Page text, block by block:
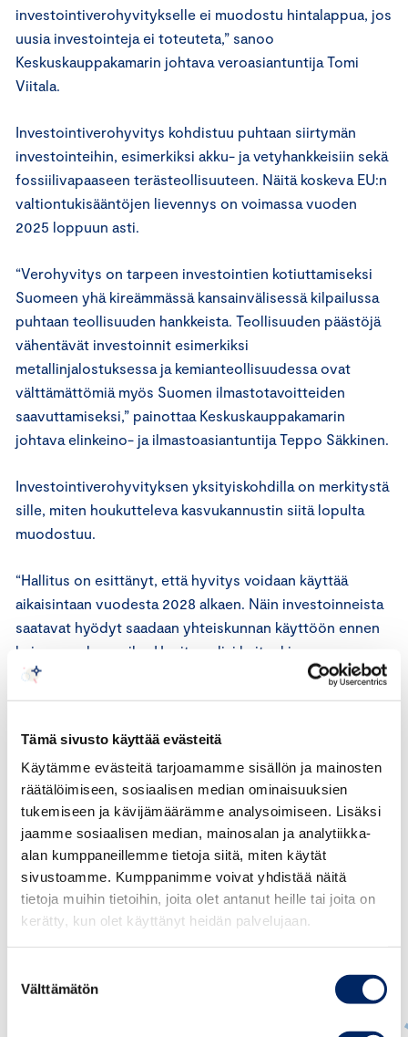
Tämä sivusto käyttää evästeitä
Käytämme evästeitä tarjoamamme sisällön ja mainosten
räätälöimiseen, sosiaalisen median ominaisuuksien
tukemiseen ja kävijämäärämme analysoimiseen. Lisäksi
jaamme sosiaalisen median, mainosalan ja analytiikka-
alan kumppaneillemme tietoja siitä, miten käytät
sivustoamme. Kumppanimme voivat yhdistää näitä
tietoja muihin tietoihin, joita olet antanut heille tai joita on
kerätty, kun olet käyttänyt heidän palvelujaan.
valinta
Välttämätön
investointiverohyvitykselle ei muodostu hintalappua, jos
uusia investointeja ei toteuteta,” sanoo
Keskuskauppakamarin johtava veroasiantuntija Tomi
Viitala.
Investointiverohyvitys kohdistuu puhtaan siirtymän
investointeihin, esimerkiksi akku- ja vetyhankkeisiin sekä
fossiilivapaaseen terästeollisuuteen. Näitä koskeva EU:n
valtiontukisääntöjen lievennys on voimassa vuoden
2025 loppuun asti.
“Verohyvitys on tarpeen investointien kotiuttamiseksi
Suomeen yhä kireämmässä kansainvälisessä kilpailussa
puhtaan teollisuuden hankkeista. Teollisuuden päästöjä
vähentävät investoinnit esimerkiksi
metallinjalostuksessa ja kemianteollisuudessa ovat
välttämättömiä myös Suomen ilmastotavoitteiden
saavuttamiseksi,” painottaa Keskuskauppakamarin
johtava elinkeino- ja ilmastoasiantuntija Teppo Säkkinen.
Investointiverohyvityksen yksityiskohdilla on merkitystä
sille, miten houkutteleva kasvukannustin siitä lopulta
muodostuu.
“Hallitus on esittänyt, että hyvitys voidaan käyttää
aikaisintaan vuodesta 2028 alkaen. Näin investoinneista
saatavat hyödyt saadaan yhteiskunnan käyttöön ennen
kuin on maksun aika. Hyvitys olisi kuitenkin
kansainvälisesti vielä kilpailukykyisempi, jos se saataisiin
käyttöön jo investointivuonna, ja se olisi
osin,” sanoo Viitala.